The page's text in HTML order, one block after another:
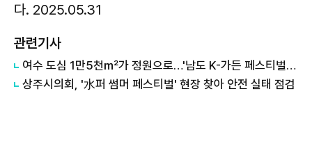
다. 2025.05.31
관련기사
여수 도심 1만5천㎡가 정원으로…'남도 K-가든 페스티벌' 9월 개막
상주시의회, '水퍼 썸머 페스티벌' 현장 찾아 안전 실태 점검